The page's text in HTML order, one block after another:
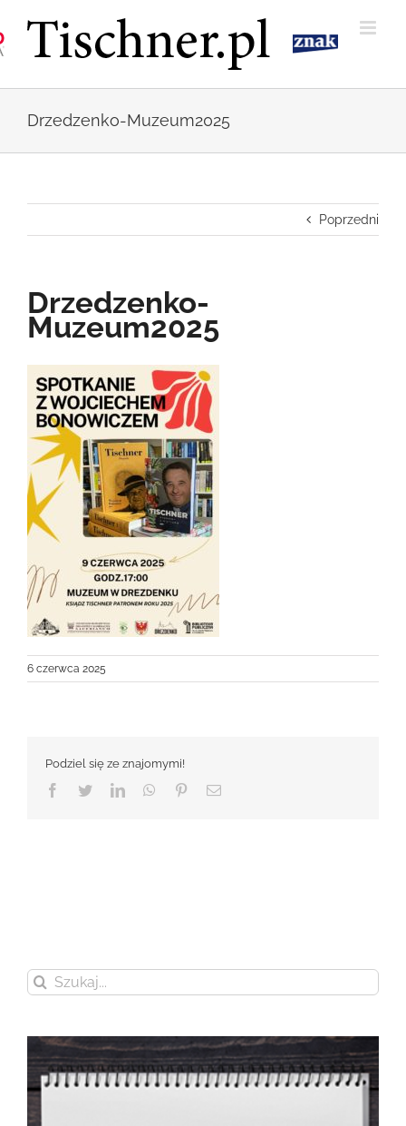
zawartości
Drzedzenko-Muzeum2025
Poprzedni
Drzedzenko-
Muzeum2025
6 czerwca 2025
Podziel się ze znajomymi!
Facebook
TwitterLinkedInWhatsApp
PinterestEmail
Szukaj